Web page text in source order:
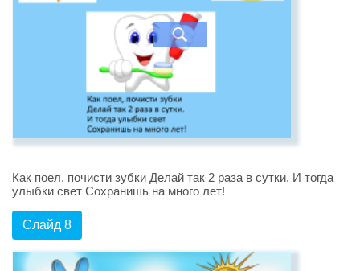
Как поел, почисти зубки Делай так 2 раза в сутки. И тогда
улыбки свет Сохранишь на много лет!
Слайд 8